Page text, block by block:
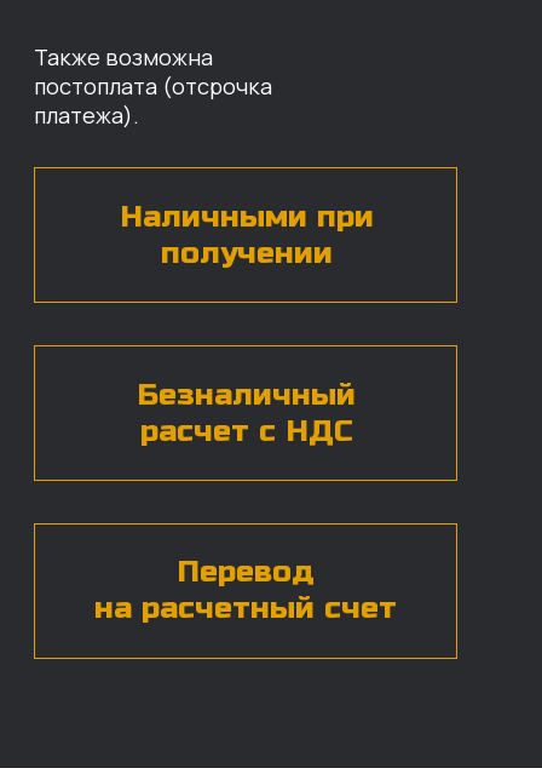
назовут цены и проконсультируют
по нужным деталям.
БЕСПЛАТНАЯ КОНСУЛЬТАЦИЯ
ЧАСТЫЕ ВОПРОСЫ